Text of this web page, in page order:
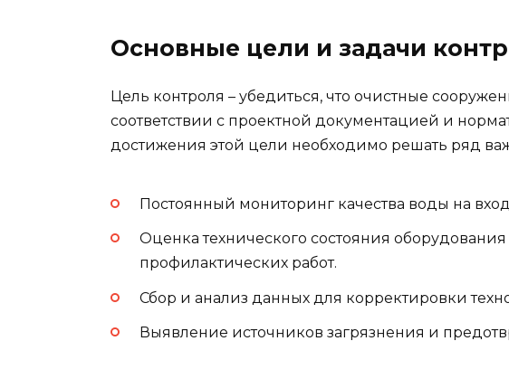
Основные цели и задачи
Цель контроля – убедиться, что очистные
соответствии с проектной документацией и
достижения этой цели необходимо решать ряд
Постоянный мониторинг качества воды на
Оценка технического состояния
профилактических работ.
Сбор и анализ данных для корректировки
Выявление источников загрязнения и